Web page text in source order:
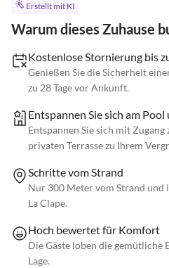
Erstellt mit KI
Warum dieses Zuhause
Kostenlose Stornierung bis
Genießen Sie die Sicherheit
zu 28 Tage vor Ankunft.
Entspannen Sie sich am Pool
Entspannen Sie sich mit
privaten Terrasse zu Ihrem
Schritte vom Strand
Nur 300 Meter vom Strand und
La Clape.
Hoch bewertet für Komfort
Die Gäste loben die gemütliche
Lage.